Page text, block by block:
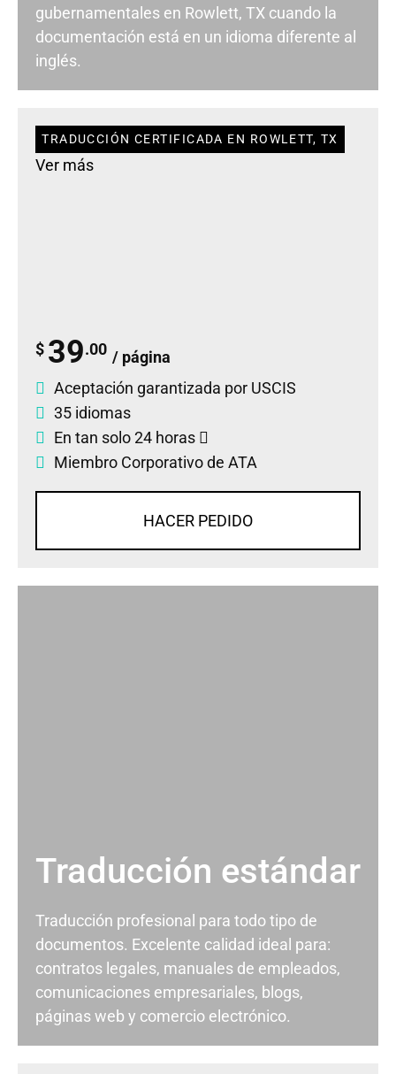
gubernamentales en Rowlett, TX cuando la
documentación está en un idioma diferente al
inglés.
TRADUCCIÓN CERTIFICADA EN ROWLETT, TX
Ver más
$ 39.00 / página
Aceptación garantizada por USCIS
35 idiomas
En tan solo 24 horas
Miembro Corporativo de ATA
HACER PEDIDO
Traducción estándar
Traducción profesional para todo tipo de
documentos. Excelente calidad ideal para:
contratos legales, manuales de empleados,
comunicaciones empresariales, blogs,
páginas web y comercio electrónico.